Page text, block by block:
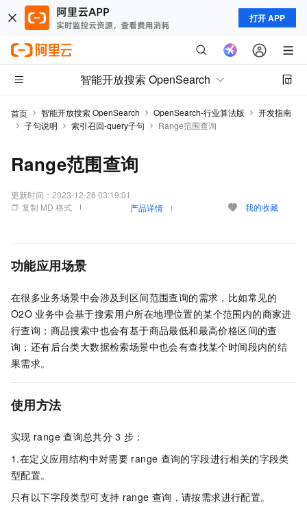
打开 APP
智能开放搜索 OpenSearch
首页 智能开放搜索 OpenSearch OpenSearch-行业算法版
开发指南
子句说明
索引召回-query子句 Range范围查询
Range范围查询
更新时间： 2023-12-26 03:19:01
复制 MD 格式
产品详情 我的收藏
功能应用场景
在很多业务场景中会涉及到区间范围查询的需求，比如常见的
O2O 业务中会基于搜索用户所在地理位置的某个范围内的商家进
行查询；商品搜索中也会有基于商品最低和最高价格区间的查
询；还有后台类大数据检索场景中也会有查找某个时间段内的结
果需求。
使用方法
实现 range 查询总共分 3 步：
1.在定义应用结构中对需要 range 查询的字段进行相关的字段类
型配置。
只有以下字段类型可支持 range 查询，请按需求进行配置。